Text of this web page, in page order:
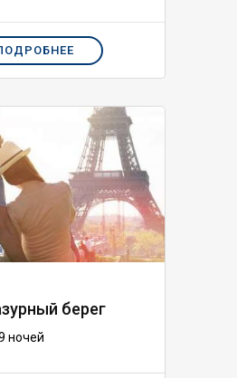
берег
ночей